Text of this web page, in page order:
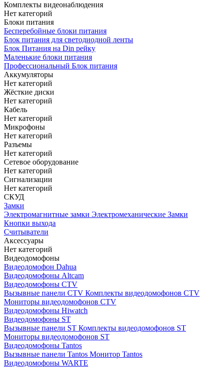
Комплекты видеонаблюдения
Нет категорий
Блоки питания
Бесперебойные блоки питания
Блок питания для светодиодной ленты
Блок Питания на Din рейку
Маленькие блоки питания
Профессиональный Блок питания
Аккумуляторы
Нет категорий
Жёсткие диски
Нет категорий
Кабель
Нет категорий
Микрофоны
Нет категорий
Разъемы
Нет категорий
Сетевое оборудование
Нет категорий
Сигнализации
Нет категорий
СКУД
Замки
Электромагнитные замки Электромеханические Замки
Кнопки выхода
Считыватели
Аксессуары
Нет категорий
Видеодомофоны
Видеодомофон Dahua
Видеодомофоны Altcam
Видеодомофоны CTV
Вызывные панели CTV Комплекты видеодомофонов CTV
Мониторы видеодомофонов CTV
Видеодомофоны Hiwatch
Видеодомофоны ST
Вызывные панели ST Комплекты видеодомофонов ST
Мониторы видеодомофонов ST
Видеодомофоны Tantos
Вызывные панели Tantos Монитор Tantos
Видеодомофоны WARTE